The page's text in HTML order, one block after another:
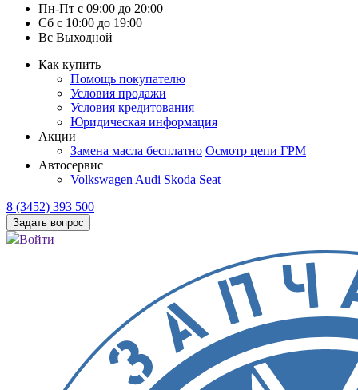
Пн-Пт с 09:00 до 20:00
Сб с 10:00 до 19:00
Вс Выходной
Как купить
Помощь покупателю
Условия продажи
Условия кредитования
Юридическая информация
Акции
Замена масла бесплатно Осмотр цепи ГРМ
Автосервис
Volkswagen Audi Skoda Seat
8 (3452) 393 500
Задать вопрос
Войти